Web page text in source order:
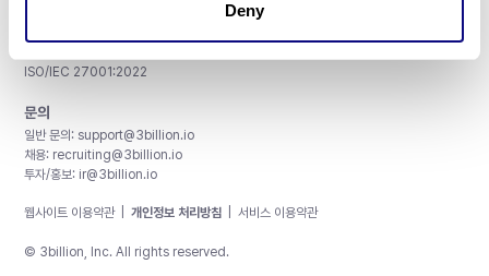
Deny
ISO/IEC 27001:2022
문의
일반 문의: support@3billion.io
채용: recruiting@3billion.io
투자/홍보: ir@3billion.io
웹사이트 이용약관 개인정보 처리방침 서비스 이용약관
© 3billion, Inc. All rights reserved.